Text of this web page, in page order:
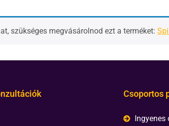
szükséges megvásárolnod ezt a terméket:
Csoportos
Ingyenes